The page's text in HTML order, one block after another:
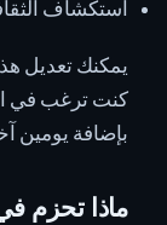
استكشاف
يمكنك تعديل
بإضافة يومين
ماذا تحزم